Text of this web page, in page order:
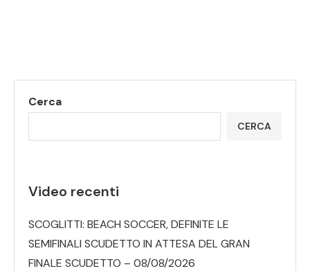
Cerca
CERCA
Video recenti
SCOGLITTI: BEACH SOCCER, DEFINITE LE
SEMIFINALI SCUDETTO IN ATTESA DEL GRAN
FINALE SCUDETTO – 08/08/2026